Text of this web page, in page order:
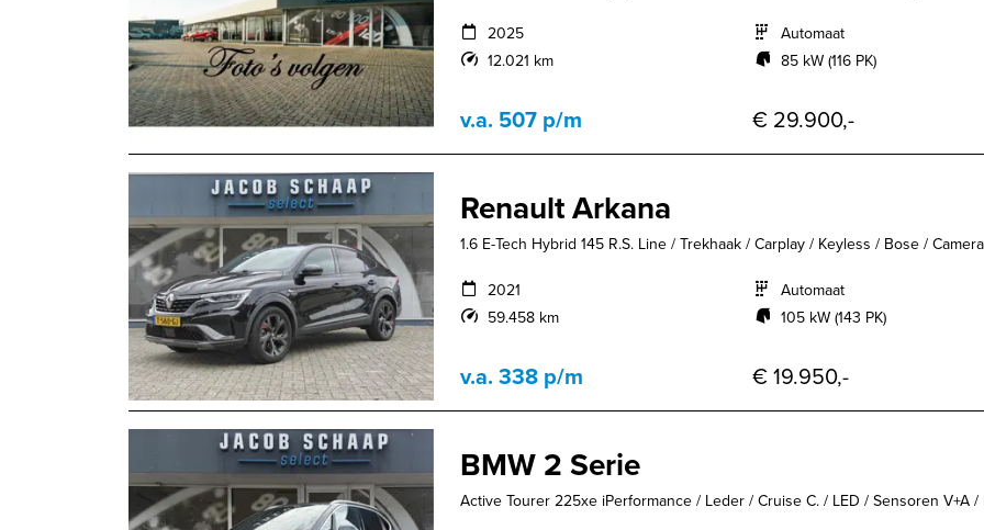
2025
12.021 km
Automaat
85 kW (116 PK)
v.a. 507 p/m € 29.900,-
Renault Arkana
1.6 E-Tech Hybrid 145 R.S. Line / Trekhaak / Carplay / Keyless / Bose /
2021
59.458 km
Automaat
105 kW (143 PK)
v.a. 338 p/m € 19.950,-
BMW 2 Serie
Active Tourer 225xe iPerformance / Leder / Cruise C. / LED / Sensoren V+A /